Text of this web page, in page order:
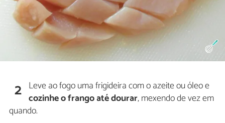
2 Leve ao fogo uma frigideira com o azeite ou óleo e
cozinhe o frango até dourar, mexendo de vez em
quando.